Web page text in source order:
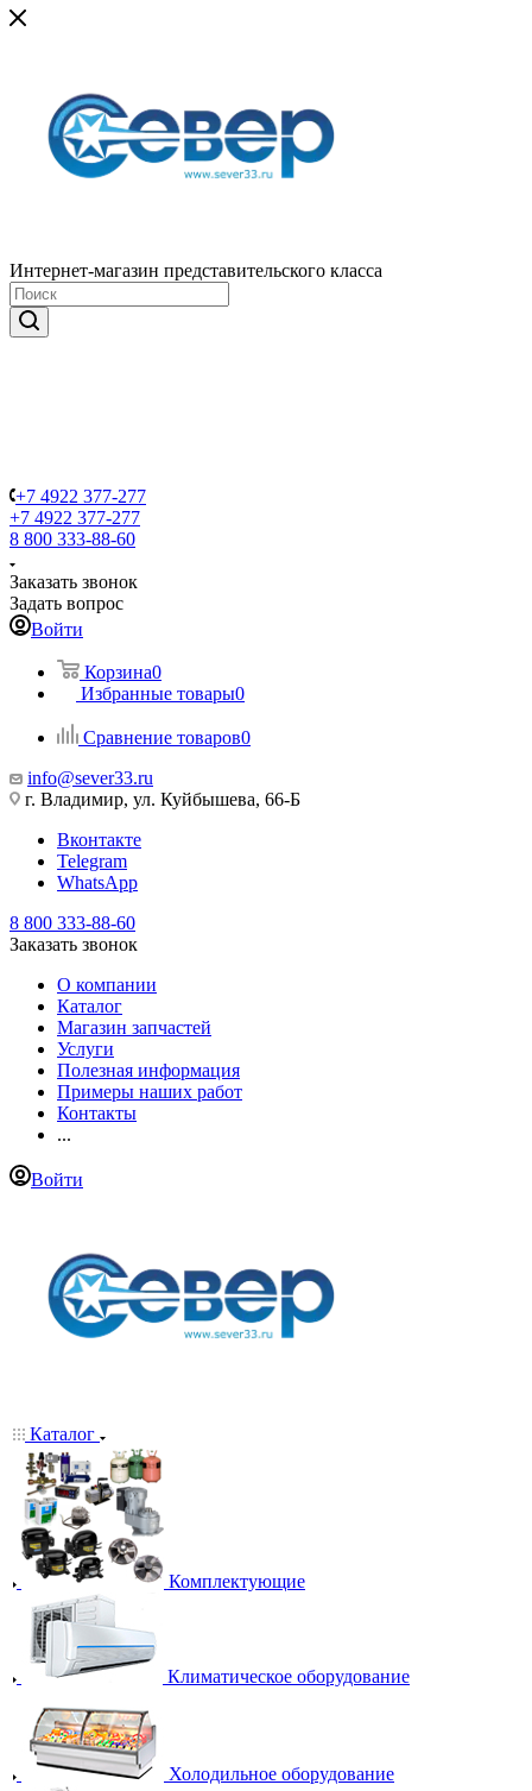
Интернет-магазин представительского класса
+7 4922 377-277
+7 4922 377-277
8 800 333-88-60
Заказать звонок
Задать вопрос
Войти
Корзина0
Избранные товары0
Сравнение товаров0
info@sever33.ru
г. Владимир, ул. Куйбышева, 66-Б
Вконтакте
Telegram
WhatsApp
8 800 333-88-60
Заказать звонок
О компании
Каталог
Магазин запчастей
Услуги
Полезная информация
Примеры наших работ
Контакты
...
Войти
Каталог
Комплектующие
Климатическое оборудование
Холодильное оборудование